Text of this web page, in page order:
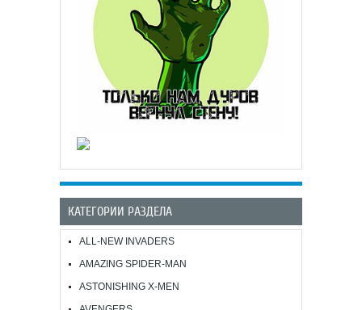
КАТЕГОРИИ РАЗДЕЛА
ALL-NEW INVADERS
AMAZING SPIDER-MAN
ASTONISHING X-MEN